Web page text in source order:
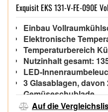
Exquisit EKS 131-V-FE-090E
Einbau
Elektronische
Temperaturbereich
Nutzinhalt gesamt:
LED-
3 Glasablagen,
Gemüseschublade,
3 Türablagen, davon
Auf die